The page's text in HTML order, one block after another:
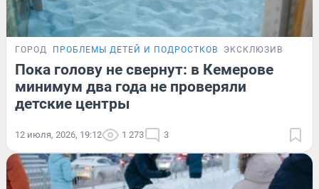
ГОРОД ПРОБЛЕМЫ ДЕТЕЙ И ПОДРОСТКОВ ЭКСКЛЮЗИВ
Пока голову не свернут: в Кемерове
минимум два года не проверяли
детские центры
12 июля, 2026, 19:12 1 273 3